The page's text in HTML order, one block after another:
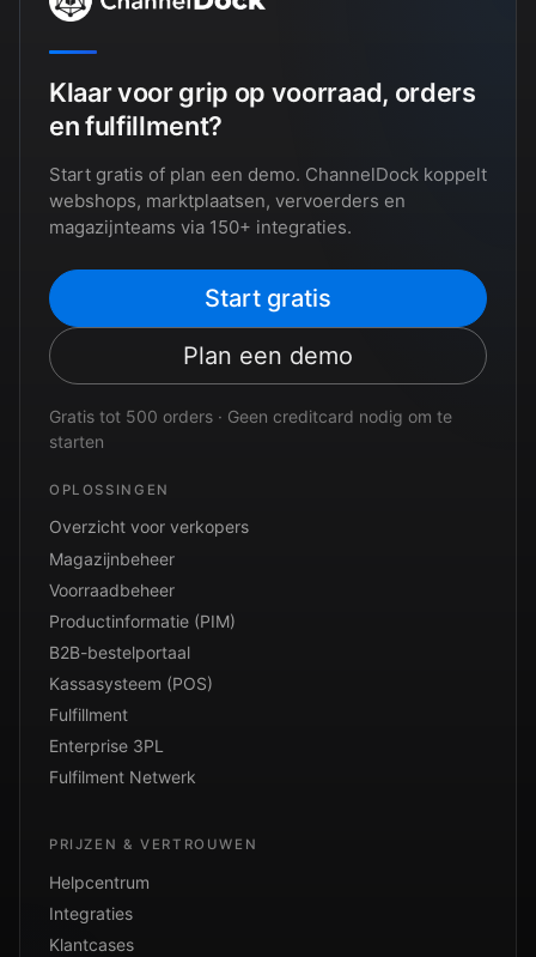
Klaar voor grip op voorraad, orders
en fulfillment?
Start gratis of plan een demo. ChannelDock koppelt
webshops, marktplaatsen, vervoerders en
magazijnteams via 150+ integraties.
Start gratis
Plan een demo
Gratis tot 500 orders · Geen creditcard nodig om te
starten
OPLOSSINGEN
Overzicht voor verkopers
Magazijnbeheer
Voorraadbeheer
Productinformatie (PIM)
B2B-bestelportaal
Kassasysteem (POS)
Fulfillment
Enterprise 3PL
Fulfilment Netwerk
PRIJZEN & VERTROUWEN
Helpcentrum
Integraties
Klantcases